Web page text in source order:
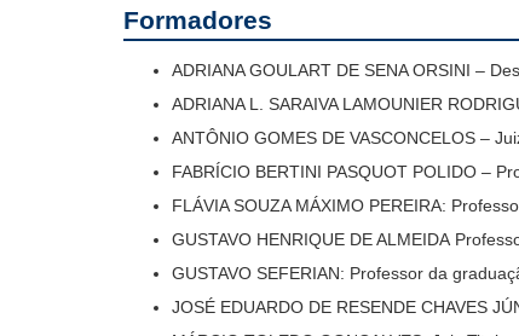
Formadores
ADRIANA GOULART DE SENA ORSINI –
ADRIANA L. SARAIVA LAMOUNIER
ANTÔNIO GOMES DE VASCONCELOS –
FABRÍCIO BERTINI PASQUOT POLIDO –
FLÁVIA SOUZA MÁXIMO PEREIRA:
GUSTAVO HENRIQUE DE ALMEIDA
GUSTAVO SEFERIAN: Professor da
JOSÉ EDUARDO DE RESENDE CHAVES